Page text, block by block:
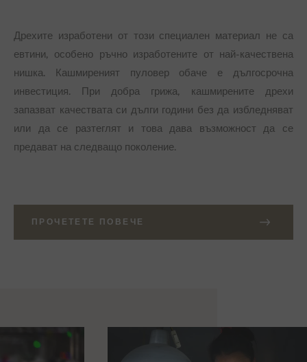
Дрехите изработени от този специален материал не са
евтини, особено ръчно изработените от най-качествена
нишка. Кашмиреният пуловер обаче е дългосрочна
инвестиция. При добра грижа, кашмирените дрехи
запазват качествата си дълги години без да избледняват
или да се разтеглят и това дава възможност да се
предават на следващо поколение.
ПРОЧЕТЕТЕ ПОВЕЧЕ